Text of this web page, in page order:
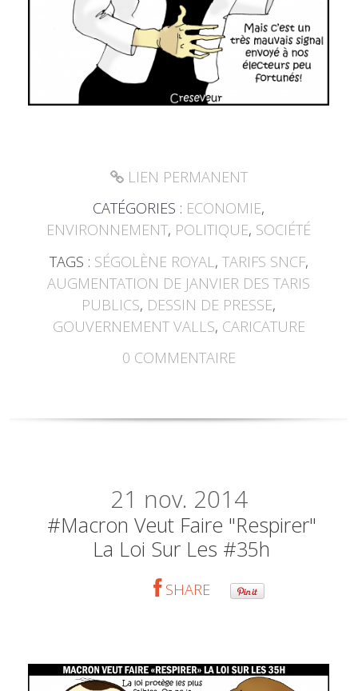
LIEN PERMANENT
CATÉGORIES : ECONOMIE,
ENVIRONNEMENT, POLITIQUE, SOCIÉTÉ
TAGS : SÉGOLÈNE ROYAL , TARIFS SNCF,
AUGMENTATION DE JANVIER DES TARIS
PUBLICS, DESSIN DE PRESSE,
GOUVERNEMENT VALLS, CARICATURE
0 COMMENTAIRE
21 nov. 2014
#Macron Veut Faire "respirer"
La Loi Sur Les #35h
SHARE